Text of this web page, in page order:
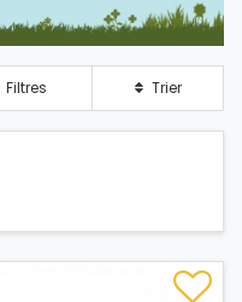
Filtres Trier